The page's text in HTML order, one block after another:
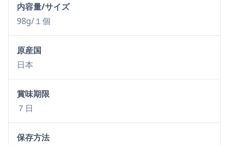
内容量/サイズ
98g/１個
原産国
日本
賞味期限
７日
保存方法